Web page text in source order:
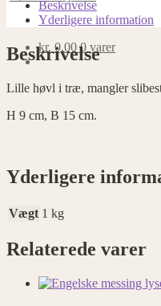
kr. 0,00 0 varer
Beskrivelse
Yderligere information
Beskrivelse
Lille høvl i træ, mangler
H 9 cm, B 15 cm.
Yderligere
Vægt 1 kg
Relaterede varer